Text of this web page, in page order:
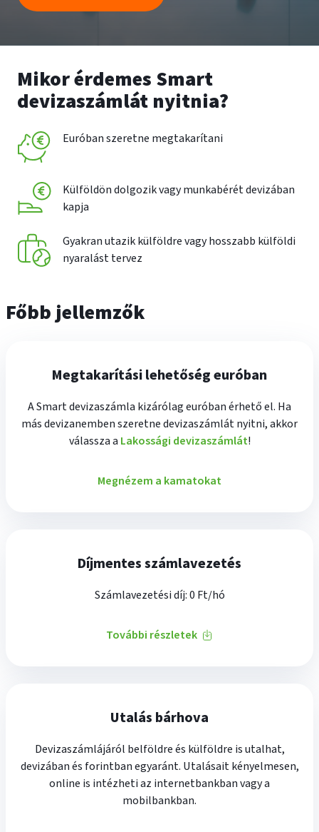
Mikor érdemes Smart
devizaszámlát nyitnia?
Euróban szeretne megtakarítani
Külföldön dolgozik vagy munkabérét devizában
kapja
Gyakran utazik külföldre vagy hosszabb külföldi
nyaralást tervez
Főbb jellemzők
Megtakarítási lehetőség euróban
A Smart devizaszámla kizárólag euróban érhető el. Ha
más devizanemben szeretne devizaszámlát nyitni, akkor
válassza a Lakossági devizaszámlát!
Megnézem a kamatokat
Díjmentes számlavezetés
Számlavezetési díj: 0 Ft/hó
További részletek
Utalás bárhova
Devizaszámlájáról belföldre és külföldre is utalhat,
devizában és forintban egyaránt. Utalásait kényelmesen,
online is intézheti az internetbankban vagy a
mobilbankban.